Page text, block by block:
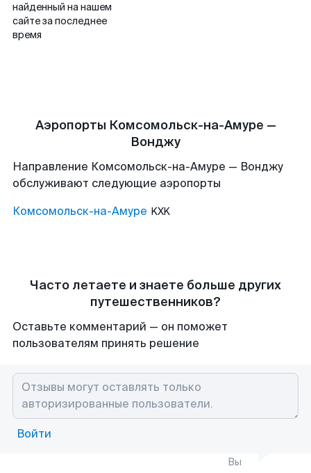
найденный на нашем
сайте за последнее
время
Аэропорты Комсомольск-на-Амуре —
Вонджу
Направление Комсомольск-на-Амуре — Вонджу
обслуживают следующие аэропорты
Комсомольск-на-Амуре KXK
Часто летаете и знаете больше других
путешественников?
Оставьте комментарий — он поможет
пользователям принять решение
Войти
Вы